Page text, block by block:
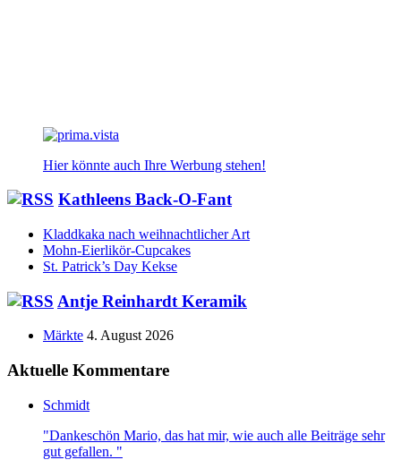
Hier könnte auch Ihre Werbung stehen!
Kathleens Back-O-Fant
Kladdkaka nach weihnachtlicher Art
Mohn-Eierlikör-Cupcakes
St. Patrick’s Day Kekse
Antje Reinhardt Keramik
Märkte 4. August 2026
Aktuelle Kommentare
Schmidt
"Dankeschön Mario, das hat mir, wie auch alle Beiträge sehr
gut gefallen. "